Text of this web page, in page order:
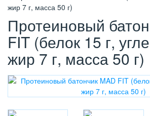
жир 7 г, масса 50 г)
Протеиновый
FIT (белок 15 г,
жир 7 г, масса 50 г)